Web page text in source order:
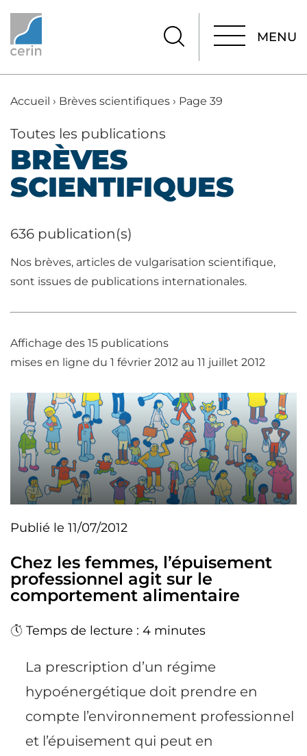
MENU
Accueil › Brèves scientifiques › Page 39
Toutes les publications
BRÈVES
SCIENTIFIQUES
636 publication(s)
Nos brèves, articles de vulgarisation scientifique,
sont issues de publications internationales.
Affichage des 15 publications
mises en ligne du 1 février 2012 au 11 juillet 2012
Publié le 11/07/2012
Chez les femmes, l’épuisement
professionnel agit sur le
comportement alimentaire
Temps de lecture : 4 minutes
La prescription d’un régime
hypoénergétique doit prendre en
compte l’environnement professionnel
et l’épuisement qui peut en